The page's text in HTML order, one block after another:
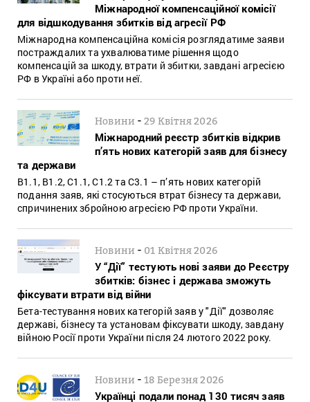
Міжнародної компенсаційної комісії
для відшкодування збитків від агресії РФ
Міжнародна компенсаційна комісія розглядатиме заяви
постраждалих та ухвалюватиме рішення щодо
компенсацій за шкоду, втрати й збитки, завдані агресією
РФ в Україні або проти неї.
Новини -29 Квітня 2026
Міжнародний реєстр збитків відкрив
п’ять нових категорій заяв для бізнесу
та держави
B1.1, B1.2, C1.1, C1.2 та C3.1 – п’ять нових категорій
подання заяв, які стосуються втрат бізнесу та держави,
спричинених збройною агресією РФ проти України.
Новини - 01 Квітня 2026
У “Дії” тестують нові заяви до Реєстру
збитків: бізнес і держава зможуть
фіксувати втрати від війни
Бета-тестування нових категорій заяв у "Дії" дозволяє
державі, бізнесу та установам фіксувати шкоду, завдану
війною Росії проти України після 24 лютого 2022 року.
Новини -18 Березня 2026
Українці подали понад 130 тисяч заяв